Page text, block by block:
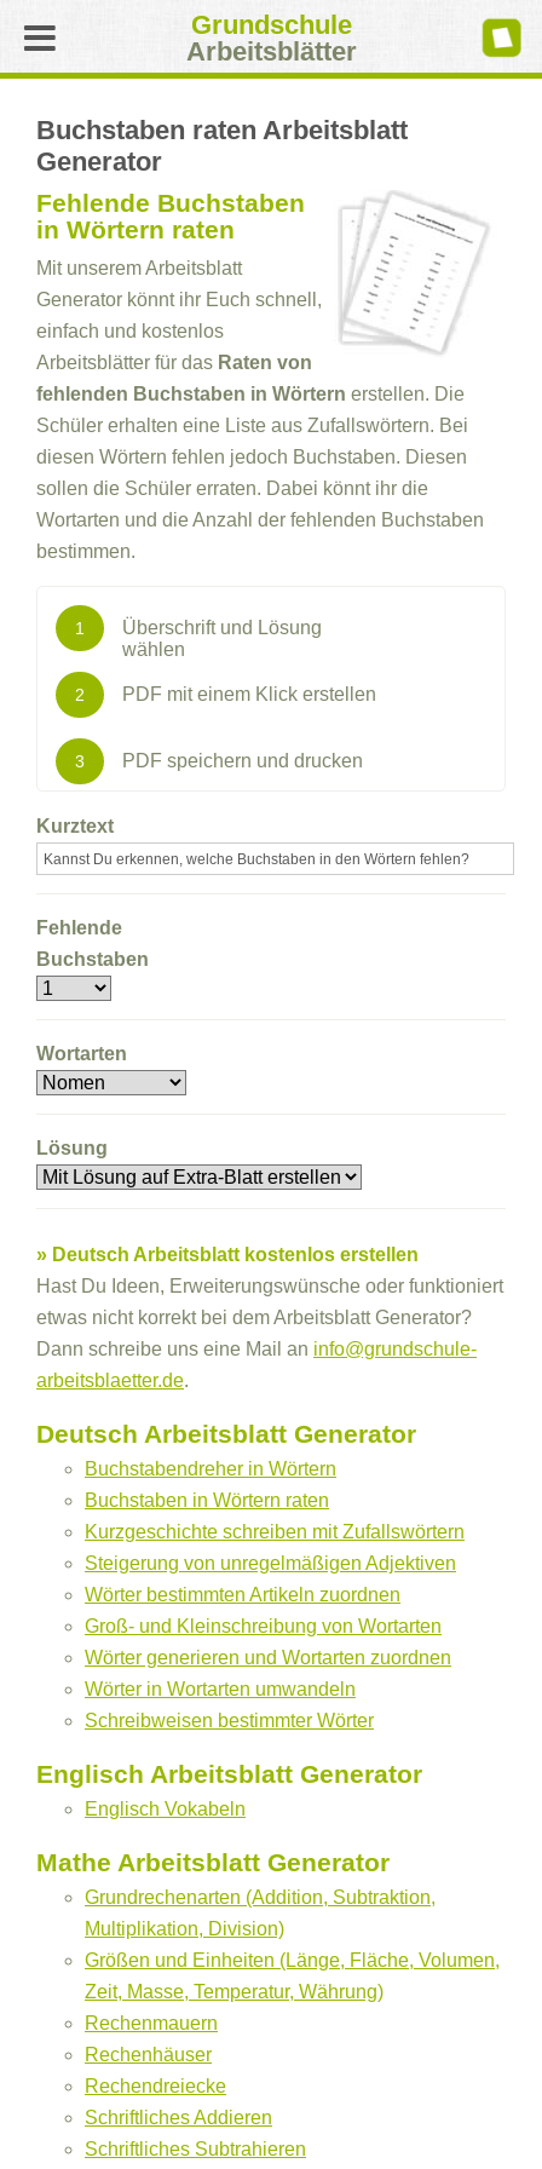
Grundschule
Arbeitsblätter
Buchstaben raten Arbeitsblatt
Generator
Fehlende Buchstaben
in Wörtern raten
Mit unserem Arbeitsblatt
Generator könnt ihr Euch schnell,
einfach und kostenlos
Arbeitsblätter für das Raten von
fehlenden Buchstaben in Wörtern erstellen. Die
Schüler erhalten eine Liste aus Zufallswörtern. Bei
diesen Wörtern fehlen jedoch Buchstaben. Diesen
sollen die Schüler erraten. Dabei könnt ihr die
Wortarten und die Anzahl der fehlenden Buchstaben
bestimmen.
1
Überschrift und Lösung
wählen
2 PDF mit einem Klick erstellen
3 PDF speichern und drucken
Kurztext
Fehlende
Buchstaben
Wortarten
Lösung
» Deutsch Arbeitsblatt kostenlos erstellen
Hast Du Ideen, Erweiterungswünsche oder funktioniert
etwas nicht korrekt bei dem Arbeitsblatt Generator?
Dann schreibe uns eine Mail an info@grundschule-
arbeitsblaetter.de.
Deutsch Arbeitsblatt Generator
Buchstabendreher in Wörtern
Buchstaben in Wörtern raten
Kurzgeschichte schreiben mit Zufallswörtern
Steigerung von unregelmäßigen Adjektiven
Wörter bestimmten Artikeln zuordnen
Groß- und Kleinschreibung von Wortarten
Wörter generieren und Wortarten zuordnen
Wörter in Wortarten umwandeln
Schreibweisen bestimmter Wörter
Englisch Arbeitsblatt Generator
Englisch Vokabeln
Mathe Arbeitsblatt Generator
Grundrechenarten (Addition, Subtraktion,
Multiplikation, Division)
Größen und Einheiten (Länge, Fläche, Volumen,
Zeit, Masse, Temperatur, Währung)
Rechenmauern
Rechenhäuser
Rechendreiecke
Schriftliches Addieren
Schriftliches Subtrahieren